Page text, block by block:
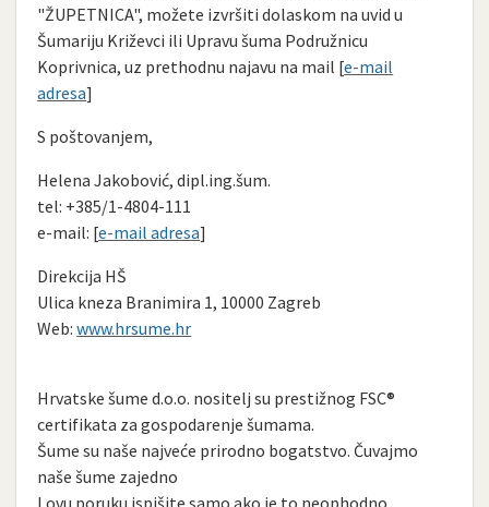
"ŽUPETNICA", možete izvršiti dolaskom na uvid u
Šumariju Križevci ili Upravu šuma Podružnicu
Koprivnica, uz prethodnu najavu na mail [e-mail
adresa]
S poštovanjem,
Helena Jakobović, dipl.ing.šum.
tel: +385/1-4804-111
e-mail: [e-mail adresa]
Direkcija HŠ
Ulica kneza Branimira 1, 10000 Zagreb
Web:www.hrsume.hr
Hrvatske šume d.o.o. nositelj su prestižnog FSC®
certifikata za gospodarenje šumama.
Šume su naše najveće prirodno bogatstvo. Čuvajmo
naše šume zajedno
I ovu poruku ispišite samo ako je to neophodno.